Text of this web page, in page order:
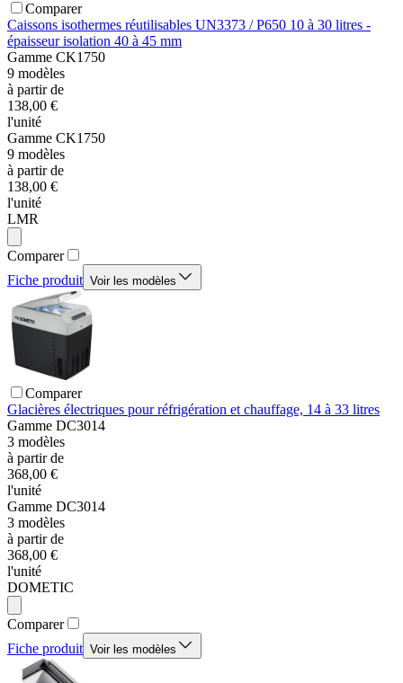
Comparer
Caissons isothermes réutilisables UN3373 / P650 10 à 30 litres -
épaisseur isolation 40 à 45 mm
Gamme CK1750
9 modèles
à partir de
138,00 €
l'unité
Gamme CK1750
9 modèles
à partir de
138,00 €
l'unité
LMR
Comparer
Fiche produit Voir les modèles
Comparer
Glacières électriques pour réfrigération et chauffage, 14 à 33 litres
Gamme DC3014
3 modèles
à partir de
368,00 €
l'unité
Gamme DC3014
3 modèles
à partir de
368,00 €
l'unité
DOMETIC
Comparer
Fiche produit Voir les modèles